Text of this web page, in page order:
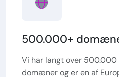
500.000+
Vi har langt over
domæner og er en af